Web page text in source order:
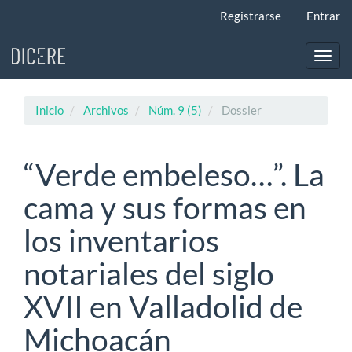
principal
Registrarse Entrar
Inicio Archivos Núm. 9 (5) Dossier
“Verde embeleso…”. La
cama y sus formas en
los inventarios
notariales del siglo
XVII en Valladolid de
Michoacán